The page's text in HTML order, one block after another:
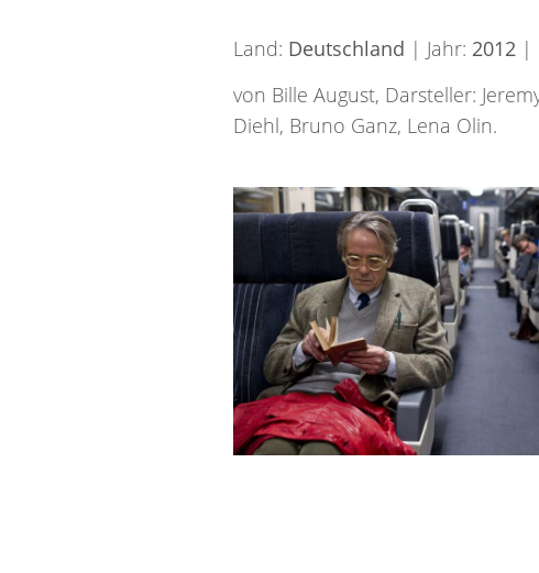
Land: Deutschland | Jahr: 2012 |
von Bille August, Darsteller:
Diehl, Bruno Ganz, Lena Olin.